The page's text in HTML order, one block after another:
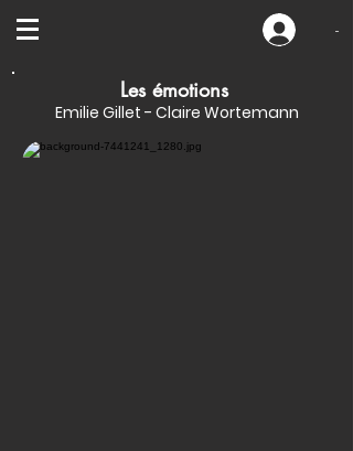
-
Les émotions
Emilie Gillet - Claire Wortemann